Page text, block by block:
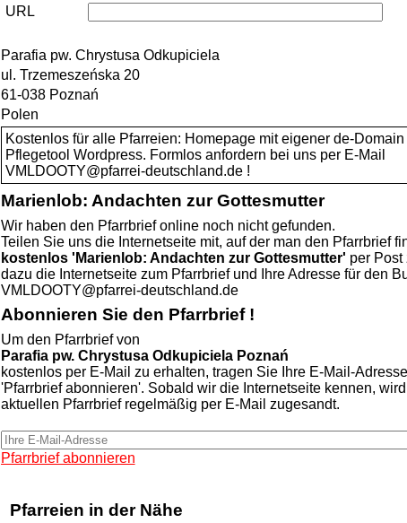
URL
Parafia pw. Chrystusa Odkupiciela
ul. Trzemeszeńska 20
61-038 Poznań
Polen
Kostenlos für alle Pfarreien: Homepage mit eigener de-Domain
Pflegetool Wordpress. Formlos anfordern bei uns per E-Mail
VMLDOOTY@pfarrei-deutschland.de !
Marienlob: Andachten zur Gottesmutter
Wir haben den Pfarrbrief online noch nicht gefunden.
Teilen Sie uns die Internetseite mit, auf der man den Pfarrbrief
kostenlos 'Marienlob: Andachten zur Gottesmutter' per Post
dazu die Internetseite zum Pfarrbrief und Ihre Adresse für den
VMLDOOTY@pfarrei-deutschland.de
Abonnieren Sie den Pfarrbrief !
Um den Pfarrbrief von
Parafia pw. Chrystusa Odkupiciela Poznań
kostenlos per E-Mail zu erhalten, tragen Sie Ihre E-Mail-
'Pfarrbrief abonnieren'. Sobald wir die Internetseite kennen,
aktuellen Pfarrbrief regelmäßig per E-Mail zugesandt.
Pfarrbrief abonnieren
Pfarreien in der Nähe